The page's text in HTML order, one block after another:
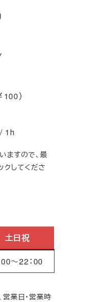
100）
1h
ますので、最
クしてくださ
土日祝
00～22：00
営業日・営業時